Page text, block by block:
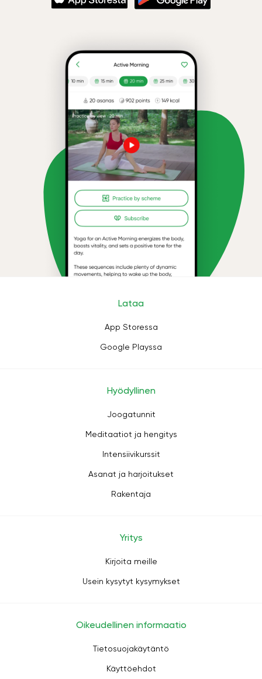
Lataa
App Storessa
Google Playssa
Hyödyllinen
Joogatunnit
Meditaatiot ja hengitys
Intensiivikurssit
Asanat ja harjoitukset
Rakentaja
Yritys
Kirjoita meille
Usein kysytyt kysymykset
Oikeudellinen informaatio
Tietosuojakäytäntö
Käyttöehdot